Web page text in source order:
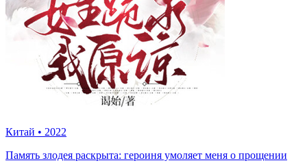
Китай • 2022
Память злодея раскрыта: героиня умоляет меня о прощении